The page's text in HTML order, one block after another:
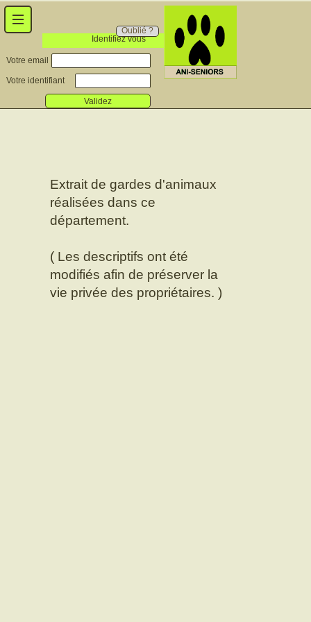
Identifiez vous
Oublié ?
Votre email
Votre identifiant
Validez
Extrait de gardes d'animaux
réalisées dans ce
département.
( Les descriptifs ont été
modifiés afin de préserver la
vie privée des propriétaires. )